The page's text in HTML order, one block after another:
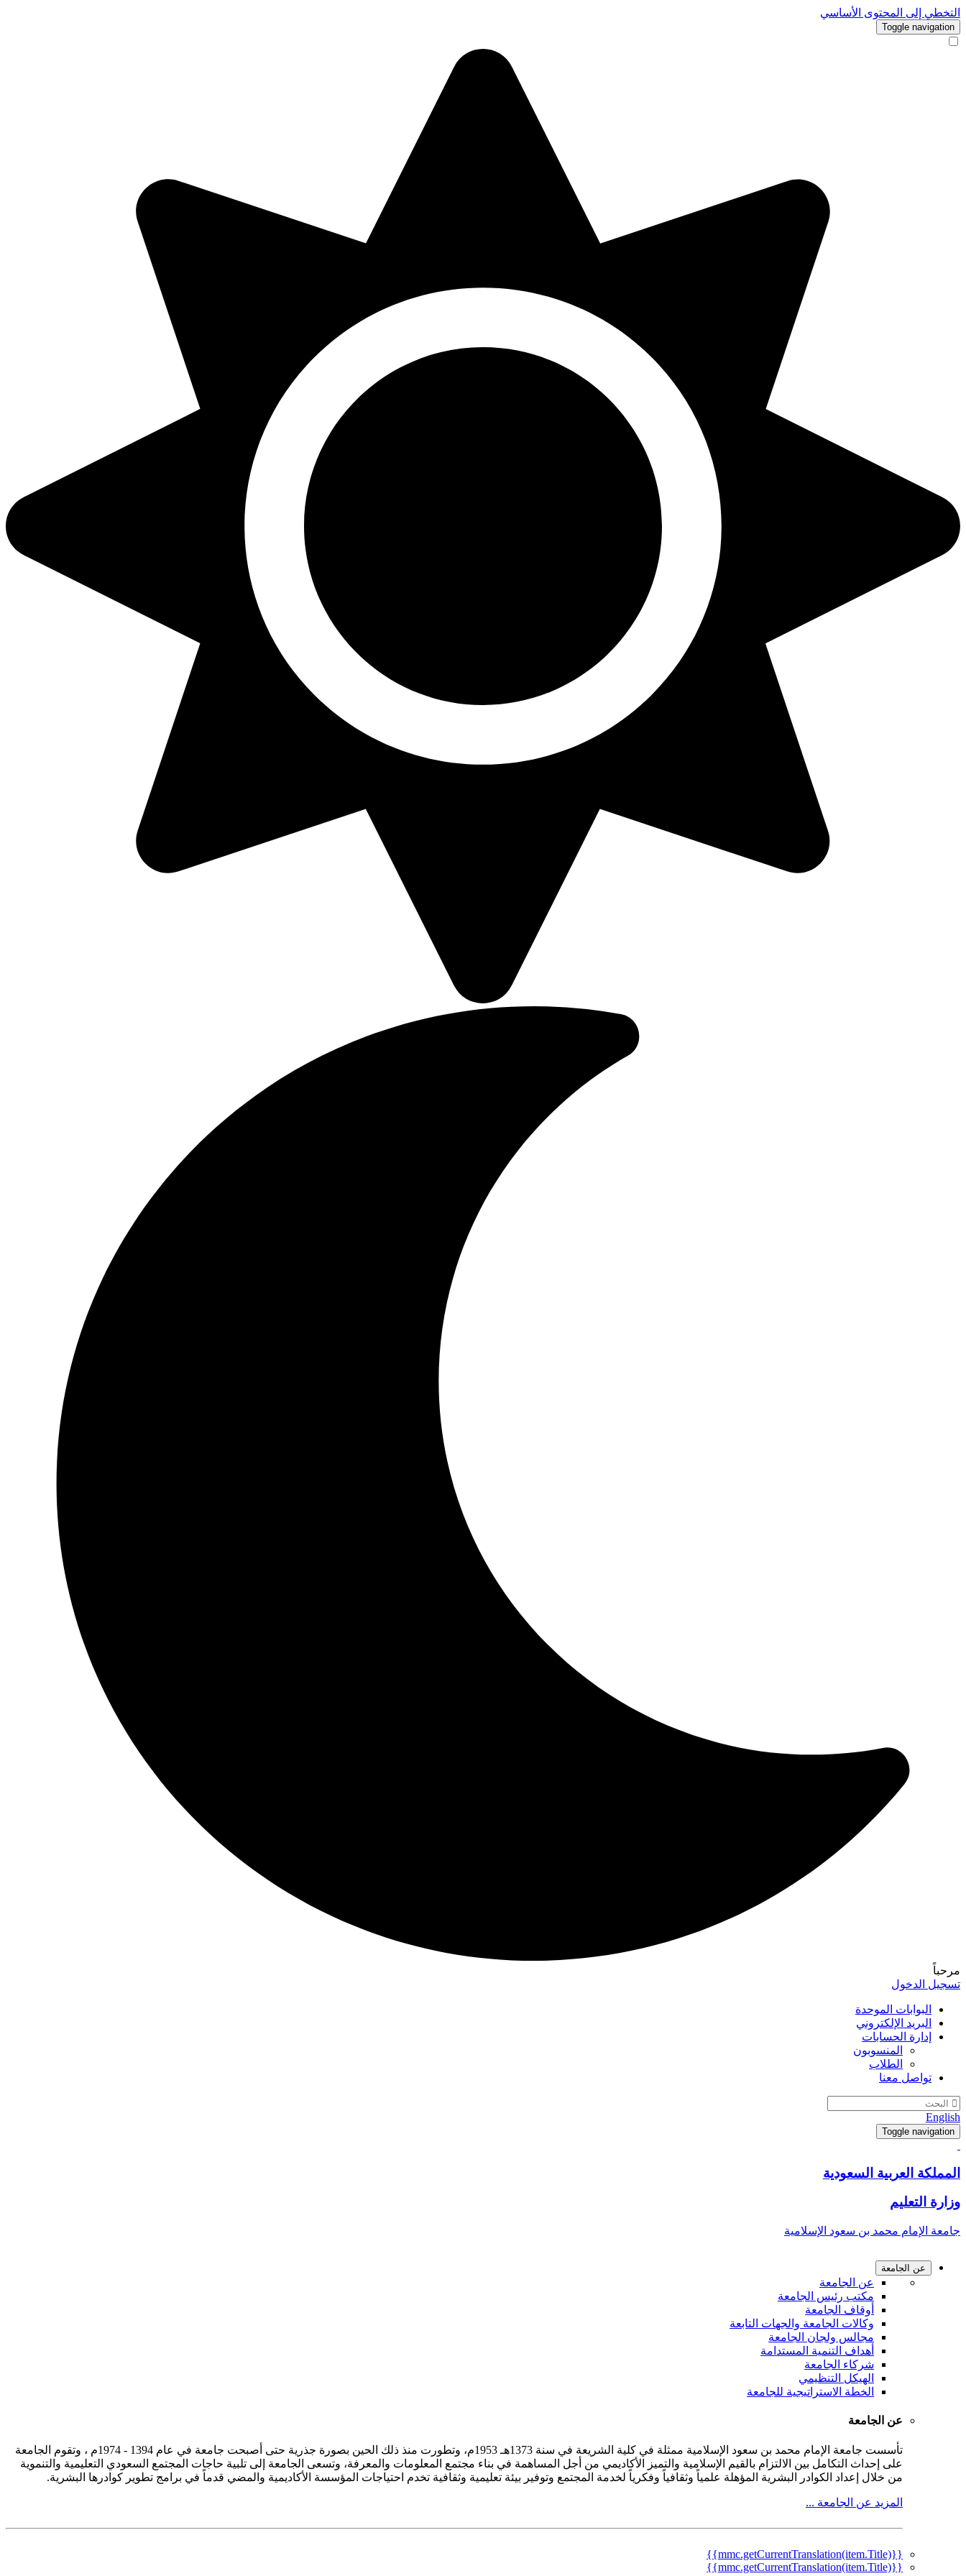
التخطي إلى المحتوى الأساسي
Toggle navigation
مرحباً
تسجيل الدخول
البوابات الموحدة
البريد الإلكتروني
إدارة الحسابات
المنسوبون
الطلاب
تواصل معنا
English
Toggle navigation
المملكة العربية السعودية
وزارة التعليم
جامعة الإمام محمد بن سعود الإسلامية
عن الجامعة
عن الجامعة
مكتب رئيس الجامعة
أوقاف الجامعة
وكالات الجامعة والجهات التابعة
مجالس ولجان الجامعة
أهداف التنمية المستدامة
شركاء الجامعة
الهيكل التنظيمي
الخطة الاستراتيجية للجامعة
عن الجامعة
تأسست جامعة الإمام محمد بن سعود الإسلامية ممثلة في كلية الشريعة في سنة 1373هـ 1953م، وتطورت منذ ذلك الحين بصورة جذرية حتى أصبحت جامعة في عام 1394 - 1974م ، وتقوم الجامعة
على إحداث التكامل بين الالتزام بالقيم الإسلامية والتميز الأكاديمي من أجل المساهمة في بناء مجتمع المعلومات والمعرفة، وتسعى الجامعة إلى تلبية حاجات المجتمع السعودي التعليمية والتنموية
من خلال إعداد الكوادر البشرية المؤهلة علمياً وثقافياً وفكرياً لخدمة المجتمع وتوفير بيئة تعليمية وثقافية تخدم احتياجات المؤسسة الأكاديمية والمضي قدماً في برامج تطوير كوادرها البشرية.
المزيد عن الجامعة ...
{{mmc.getCurrentTranslation(item.Title)}}
{{mmc.getCurrentTranslation(item.Title)}}